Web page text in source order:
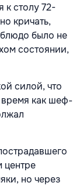
к столу 72-
кричать,
было не
состоянии,
силой, что
время как шеф-
центре
но через